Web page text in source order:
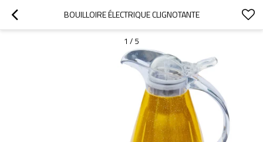
BOUILLOIRE ÉLECTRIQUE CLIGNOTANTE
1 / 5